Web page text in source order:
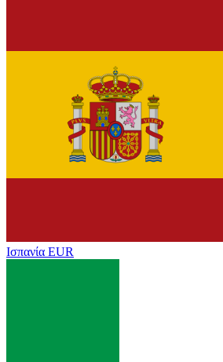
Ισπανία EUR